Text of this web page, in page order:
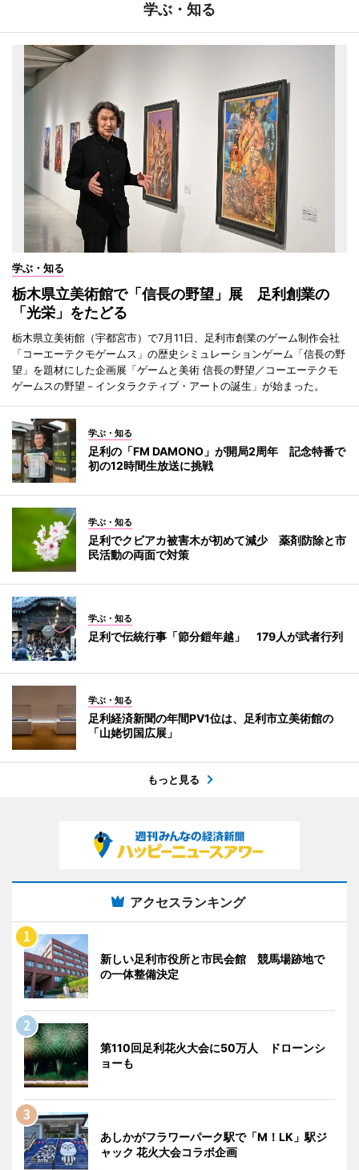
学ぶ・知る
学ぶ・知る
栃木県立美術館で「信長の野望」展 足利創業の
「光栄」をたどる
栃木県立美術館（宇都宮市）で7月11日、足利市創業のゲーム制作会社
「コーエーテクモゲームス」の歴史シミュレーションゲーム「信長の野
望」を題材にした企画展「ゲームと美術 信長の野望／コーエーテクモ
ゲームスの野望－インタラクティブ・アートの誕生」が始まった。
学ぶ・知る
足利の「FM DAMONO」が開局2周年 記念特番で
初の12時間生放送に挑戦
学ぶ・知る
足利でクビアカ被害木が初めて減少 薬剤防除と市
民活動の両面で対策
学ぶ・知る
足利で伝統行事「節分鎧年越」 179人が武者行列
学ぶ・知る
足利経済新聞の年間PV1位は、足利市立美術館の
「山姥切国広展」
もっと見る
アクセスランキング
新しい足利市役所と市民会館 競馬場跡地で
の一体整備決定
第110回足利花火大会に50万人 ドローンシ
ョーも
あしかがフラワーパーク駅で「M！LK」駅ジ
ャック 花火大会コラボ企画